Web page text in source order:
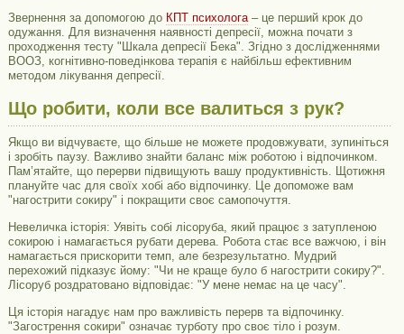
Звернення за допомогою до КПТ психолога– це перший крок до
одужання. Для визначення наявності депресії, можна почати з
проходження тесту "Шкала депресії Бека". Згідно з дослідженнями
ВООЗ, когнітивно-поведінкова терапія є найбільш ефективним
методом лікування депресії.
Що робити, коли все валиться з рук?
Якщо ви відчуваєте, що більше не можете продовжувати, зупиніться
і зробіть паузу. Важливо знайти баланс між роботою і відпочинком.
Пам’ятайте, що перерви підвищують вашу продуктивність. Щотижня
плануйте час для своїх хобі або відпочинку. Це допоможе вам
"нагострити сокиру" і покращити своє самопочуття.
Невеличка історія: Уявіть собі лісоруба, який працює з затупленою
сокирою і намагається рубати дерева. Робота стає все важчою, і він
намагається прискорити темп, але безрезультатно. Мудрий
перехожий підказує йому: "Чи не краще було б нагострити сокиру?".
Лісоруб роздратовано відповідає: "У мене немає на це часу".
Ця історія нагадує нам про важливість перерв та відпочинку.
"Загострення сокири" означає турботу про своє тіло і розум.